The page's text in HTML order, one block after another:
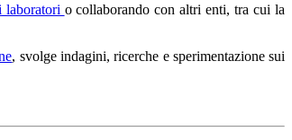
laboratori o collaborando con altri enti, tra cui la
, svolge indagini, ricerche e sperimentazione sui